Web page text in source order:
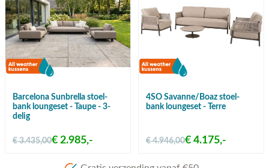
Barcelona Sunbrella stoel-
bank loungeset - Taupe - 3-
delig
€ 3.435,00€ 2.985,-
4SO Savanne/Boaz stoel-
bank loungeset - Terre
€ 4.946,00€ 4.175,-